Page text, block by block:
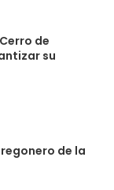
de
su
de la